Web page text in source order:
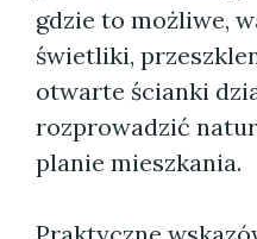
gdzie to możliwe,
świetliki,
otwarte ścianki
rozprowadzić
planie mieszkania.